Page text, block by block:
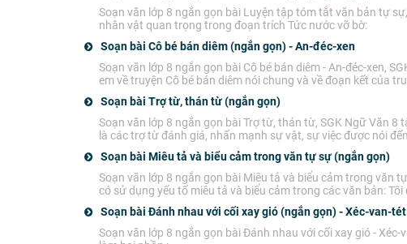
Soạn văn lớp 8 ngắn gọn bài Luyện tập tóm tắt văn bản tự
nhân vật quan trọng trong đoạn trích Tức nước vỡ bờ:
Soạn bài Cô bé bán diêm (ngắn gọn) - An-đéc-xen
Soạn văn lớp 8 ngắn gọn bài Cô bé bán diêm - An-đéc-xen,
em về truyện Cô bé bán diêm nói chung và về đoạn kết của
Soạn bài Trợ từ, thán từ (ngắn gọn)
Soạn văn lớp 8 ngắn gọn bài Trợ từ, thán từ, SGK Ngữ Văn 8
là các trợ từ đánh giá, nhấn mạnh sự vật, sự việc được nói
Soạn bài Miêu tả và biểu cảm trong văn tự sự (ngắn gọn)
Soạn văn lớp 8 ngắn gọn bài Miêu tả và biểu cảm trong văn
có sử dụng yếu tố miêu tả và biểu cảm trong các văn bản:
Soạn bài Đánh nhau với cối xay gió (ngắn gọn) - Xéc-van-tét
Soạn văn lớp 8 ngắn gọn bài Đánh nhau với cối xay gió -